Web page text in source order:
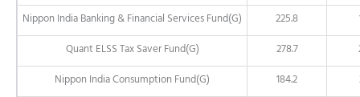
Nippon India Banking & Financial Services Fund(G)
225.8
Quant ELSS Tax Saver Fund(G)
278.7
Nippon India Consumption Fund(G)
184.2